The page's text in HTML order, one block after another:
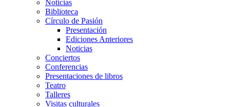
Noticias
Biblioteca
Círculo de Pasión
Presentación
Ediciones Anteriores
Noticias
Conciertos
Conferencias
Presentaciones de libros
Teatro
Talleres
Visitas culturales